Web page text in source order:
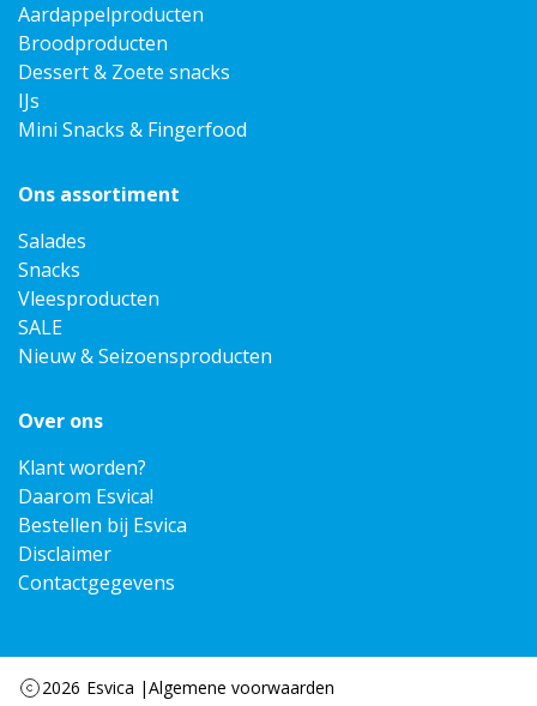
Aardappelproducten
Broodproducten
Dessert & Zoete snacks
IJs
Mini Snacks & Fingerfood
Ons assortiment
Salades
Snacks
Vleesproducten
SALE
Nieuw & Seizoensproducten
Over ons
Klant worden?
Daarom Esvica!
Bestellen bij Esvica
Disclaimer
Contactgegevens
2026 Esvica |Algemene voorwaarden